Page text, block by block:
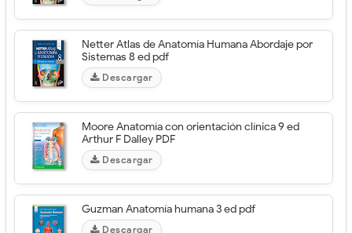
Netter Atlas de Anatomía Humana Abordaje por
Sistemas 8 ed pdf
Descargar
Moore Anatomía con orientación clínica 9 ed
Arthur F Dalley PDF
Descargar
Guzman Anatomía humana 3 ed pdf
Descargar